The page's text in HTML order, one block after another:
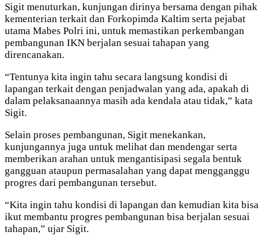
Sigit menuturkan, kunjungan dirinya bersama dengan pihak
kementerian terkait dan Forkopimda Kaltim serta pejabat
utama Mabes Polri ini, untuk memastikan perkembangan
pembangunan IKN berjalan sesuai tahapan yang
direncanakan.
“Tentunya kita ingin tahu secara langsung kondisi di
lapangan terkait dengan penjadwalan yang ada, apakah di
dalam pelaksanaannya masih ada kendala atau tidak,” kata
Sigit.
Selain proses pembangunan, Sigit menekankan,
kunjungannya juga untuk melihat dan mendengar serta
memberikan arahan untuk mengantisipasi segala bentuk
gangguan ataupun permasalahan yang dapat mengganggu
progres dari pembangunan tersebut.
“Kita ingin tahu kondisi di lapangan dan kemudian kita bisa
ikut membantu progres pembangunan bisa berjalan sesuai
tahapan,” ujar Sigit.